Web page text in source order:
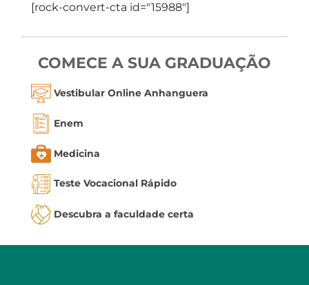
[rock-convert-cta id="15988"]
COMECE A SUA GRADUAÇÃO
Vestibular Online Anhanguera
Enem
Medicina
Teste Vocacional Rápido
Descubra a faculdade certa